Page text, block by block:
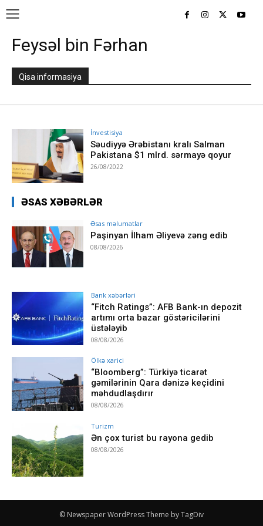
Feysəl bin Fərhan
Qisa informasiya
İnvestisiya
Səudiyyə Ərəbistanı kralı Salman
Pakistana $1 mlrd. sərmayə qoyur
26/08/2022
ƏSAS XƏBƏRLƏR
Əsas məlumatlar
Paşinyan İlham Əliyevə zəng edib
08/08/2026
Bank xəbərləri
“Fitch Ratings”: AFB Bank-ın depozit
artımı orta bazar göstəricilərini
üstələyib
08/08/2026
Ölkə xarici
“Bloomberg”: Türkiyə ticarət
gəmilərinin Qara dənizə keçidini
məhdudlaşdırır
08/08/2026
Turizm
Ən çox turist bu rayona gedib
08/08/2026
© Newspaper WordPress Theme by TagDiv